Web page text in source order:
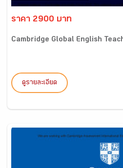
ราคา 2900 บาท
Cambridge Global English
ดูรายละเอียด